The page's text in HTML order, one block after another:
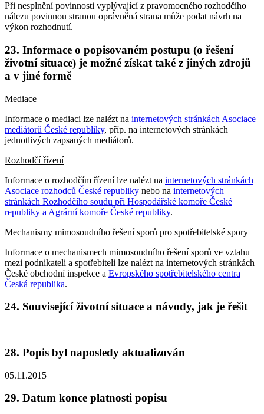
Při nesplnění povinnosti vyplývající z pravomocného rozhodčího
nálezu povinnou stranou oprávněná strana může podat návrh na
výkon rozhodnutí.
23. Informace o popisovaném postupu (o řešení
životní situace) je možné získat také z jiných zdrojů
a v jiné formě
Mediace
Informace o mediaci lze nalézt na internetových stránkách Asociace
mediátorů České republiky, příp. na internetových stránkách
jednotlivých zapsaných mediátorů.
Rozhodčí řízení
Informace o rozhodčím řízení lze nalézt na internetových stránkách
Asociace rozhodců České republiky nebo na internetových
stránkách Rozhodčího soudu při Hospodářské komoře České
republiky a Agrární komoře České republiky.
Mechanismy mimosoudního řešení sporů pro spotřebitelské spory
Informace o mechanismech mimosoudního řešení sporů ve vztahu
mezi podnikateli a spotřebiteli lze nalézt na internetových stránkách
České obchodní inspekce a Evropského spotřebitelského centra
Česká republika.
24. Související životní situace a návody, jak je řešit
28. Popis byl naposledy aktualizován
05.11.2015
29. Datum konce platnosti popisu